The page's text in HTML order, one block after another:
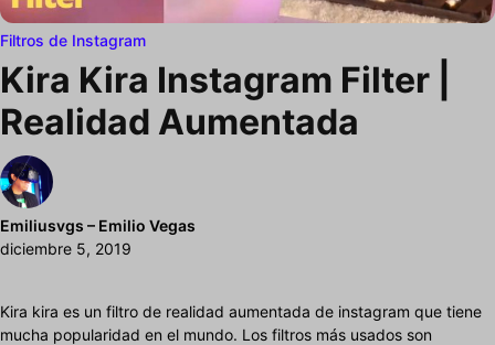
Filtros de Instagram
Kira Kira Instagram Filter |
Realidad Aumentada
Emiliusvgs – Emilio Vegas
diciembre 5, 2019
Kira kira es un filtro de realidad aumentada de instagram que tiene
mucha popularidad en el mundo. Los filtros más usados son